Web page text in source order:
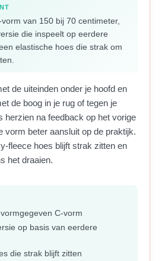
van 150 bij 70 centimeter,
die inspeelt op eerdere
elastische hoes die strak om
de uiteinden onder je hoofd en
de boog in je rug of tegen je
herzien na feedback op het vorige
vorm beter aansluit op de praktijk.
fleece hoes blijft strak zitten en
het draaien.
C-vorm
op basis van eerdere
die strak blijft zitten